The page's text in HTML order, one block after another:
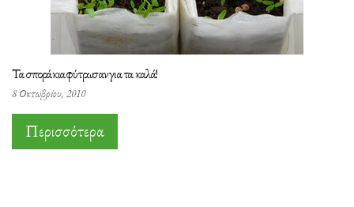
Τα σποράκια φύτρωσαν για τα καλά!
8 Οκτωβρίου, 2010
Περισσότερα